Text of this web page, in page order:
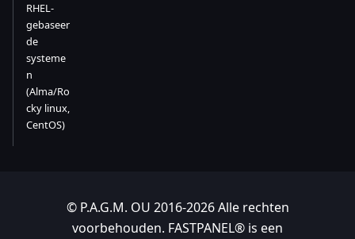
RHEL-
gebaseer
de
systeme
n
(Alma/Ro
cky linux,
CentOS)
© P.A.G.M. OU 2016-2026 Alle rechten
voorbehouden. FASTPANEL® is een